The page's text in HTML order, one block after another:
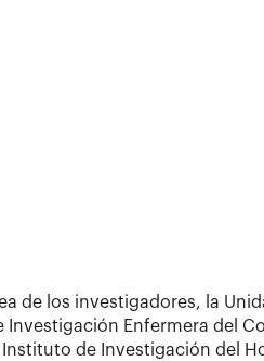
de los investigadores, la
Enfermera del
Instituto de Investigación del